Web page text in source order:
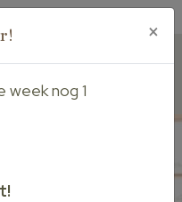
Reserveren
×
week nog 1